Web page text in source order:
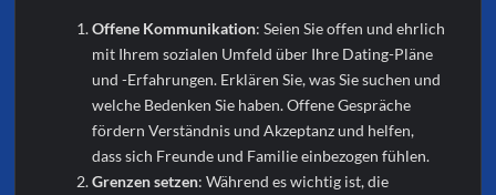
Offene Kommunikation: Seien Sie offen und ehrlich
mit Ihrem sozialen Umfeld über Ihre Dating-Pläne
und -Erfahrungen. Erklären Sie, was Sie suchen und
welche Bedenken Sie haben. Offene Gespräche
fördern Verständnis und Akzeptanz und helfen,
dass sich Freunde und Familie einbezogen fühlen.
Grenzen setzen: Während es wichtig ist, die